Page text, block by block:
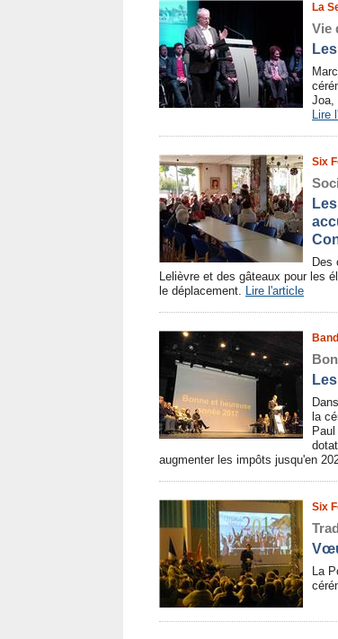
La
Vie
Joa,
Lire
Six
Des
Lelièvre et des gâteaux pour les
le déplacement. Lire l'article
la
augmenter les impôts jusqu'en
Six
La